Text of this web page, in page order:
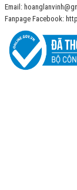
Email:
Fanpage Facebook: